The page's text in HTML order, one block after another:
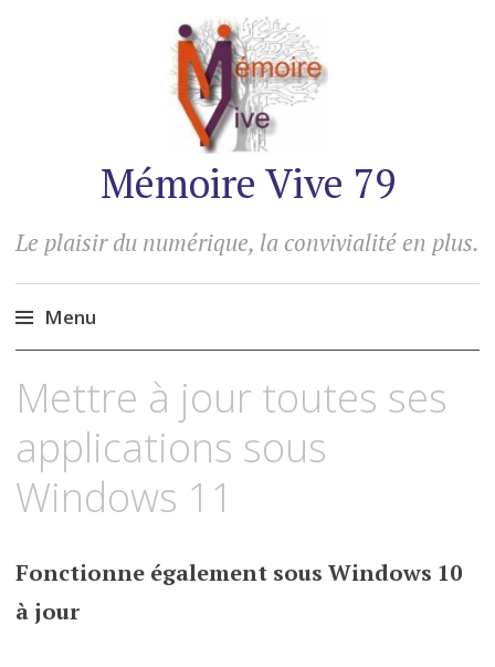
Mémoire Vive 79
Le plaisir du numérique, la convivialité en plus.
Menu
au
Mettre à jour toutes ses
applications sous
Windows 11
Fonctionne également sous Windows 10
à jour